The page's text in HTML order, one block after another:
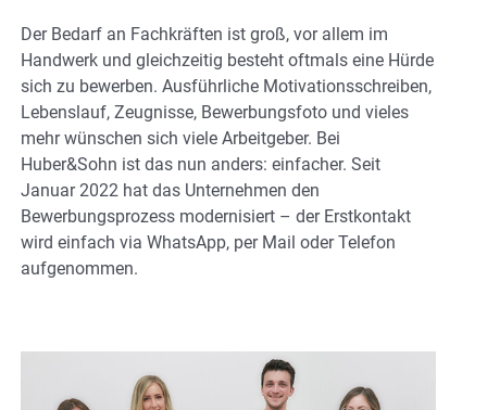
Der Bedarf an Fachkräften ist groß, vor allem im
Handwerk und gleichzeitig besteht oftmals eine Hürde
sich zu bewerben. Ausführliche Motivationsschreiben,
Lebenslauf, Zeugnisse, Bewerbungsfoto und vieles
mehr wünschen sich viele Arbeitgeber. Bei
Huber&Sohn ist das nun anders: einfacher. Seit
Januar 2022 hat das Unternehmen den
Bewerbungsprozess modernisiert – der Erstkontakt
wird einfach via WhatsApp, per Mail oder Telefon
aufgenommen.